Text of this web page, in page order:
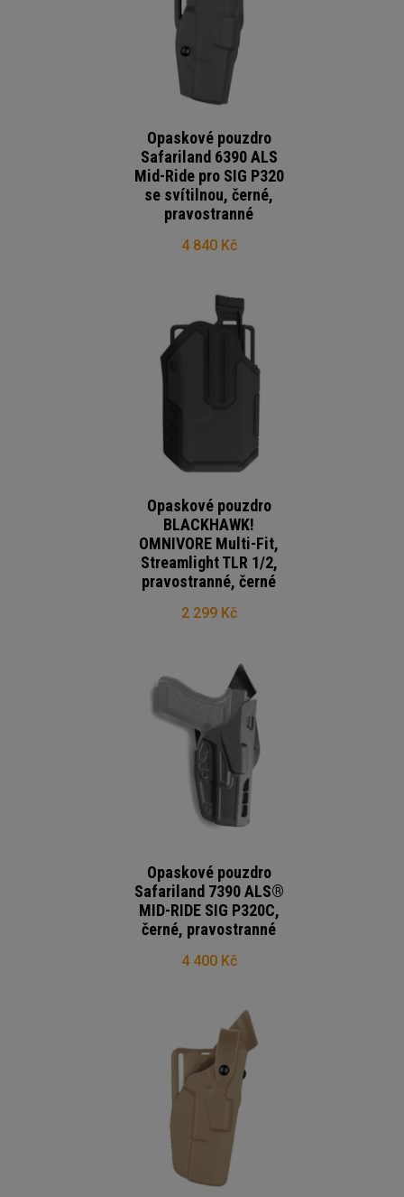
Opaskové pouzdro
Safariland 6390 ALS
Mid-Ride pro SIG P320
se svítilnou, černé,
pravostranné
4 840 Kč
Opaskové pouzdro
BLACKHAWK!
OMNIVORE Multi-Fit,
Streamlight TLR 1/2,
pravostranné, černé
2 299 Kč
Opaskové pouzdro
Safariland 7390 ALS®
MID-RIDE SIG P320C,
černé, pravostranné
4 400 Kč